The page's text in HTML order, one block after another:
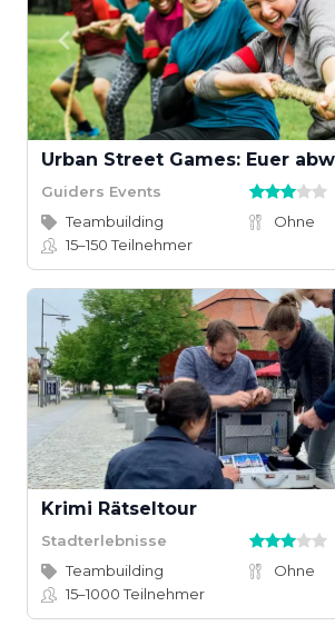
Guiders Events
Teambuilding
Ohne
15–150Teilnehmer
Krimi Rätseltour
Stadterlebnisse
Teambuilding
Ohne
15–1000Teilnehmer